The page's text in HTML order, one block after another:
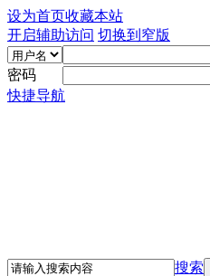
设为首页收藏本站
开启辅助访问 切换到窄版
密码
快捷导航
搜索